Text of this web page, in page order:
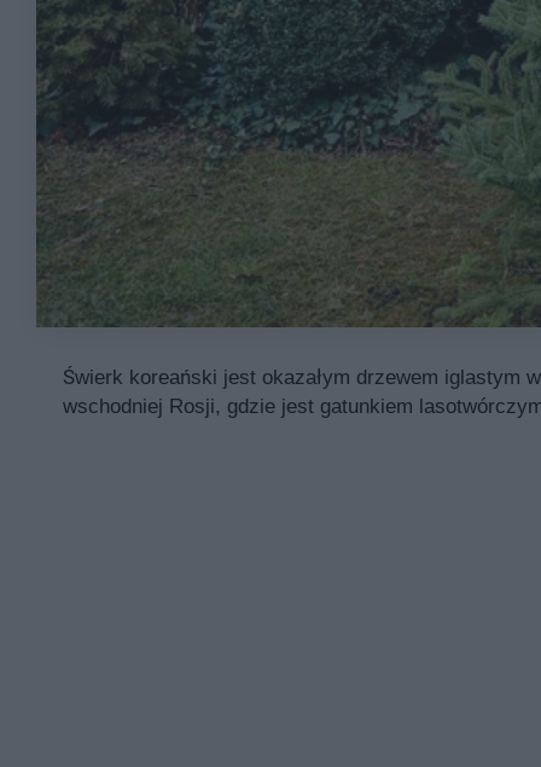
Świerk koreański jest okazałym drzewem iglastym
wschodniej Rosji, gdzie jest gatunkiem